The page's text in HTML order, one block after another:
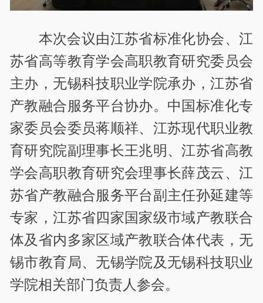
本次会议由江苏省标准化协会、江
苏省高等教育学会高职教育研究委员会
主办，无锡科技职业学院承办，江苏省
产教融合服务平台协办。中国标准化专
家委员会委员蒋顺祥、江苏现代职业教
育研究院副理事长王兆明、江苏省高教
学会高职教育研究会理事长薛茂云、江
苏省产教融合服务平台副主任孙延建等
专家，江苏省四家国家级市域产教联合
体及省内多家区域产教联合体代表，无
锡市教育局、无锡学院及无锡科技职业
学院相关部门负责人参会。